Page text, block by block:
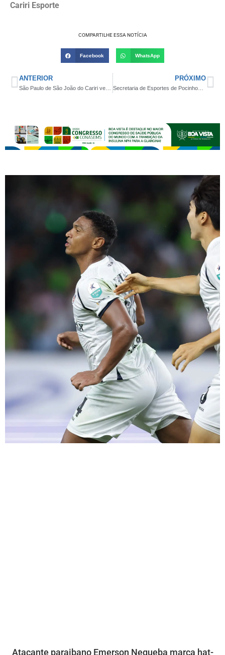
Cariri Esporte
COMPARTILHE ESSA NOTÍCIA
Facebook WhatsApp
ANTERIOR
São Paulo de São João do Cariri vence amistoso preparatório e diretoria realiza entrega de uniforme esportivo
PRÓXIMO
Secretaria de Esportes de Pocinhos realiza congresso técnico e define as equipes participantes da Copa Pocinhos de Futsal 2023
Atacante paraibano Emerson Negueba marca hat-